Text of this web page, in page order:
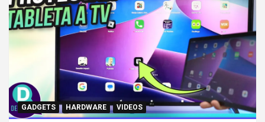
GADGETS HARDWARE VIDEOS